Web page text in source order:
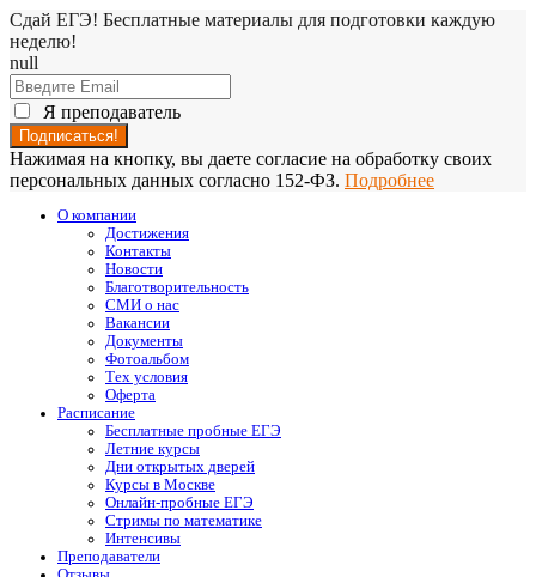
Сдай ЕГЭ! Бесплатные материалы для подготовки каждую
неделю!
null
Я преподаватель
Нажимая на кнопку, вы даете согласие на обработку своих
персональных данных согласно 152-ФЗ. Подробнее
О компании
Достижения
Контакты
Новости
Благотворительность
СМИ о нас
Вакансии
Документы
Фотоальбом
Тех условия
Оферта
Расписание
Бесплатные пробные ЕГЭ
Летние курсы
Дни открытых дверей
Курсы в Москве
Онлайн-пробные ЕГЭ
Стримы по математике
Интенсивы
Преподаватели